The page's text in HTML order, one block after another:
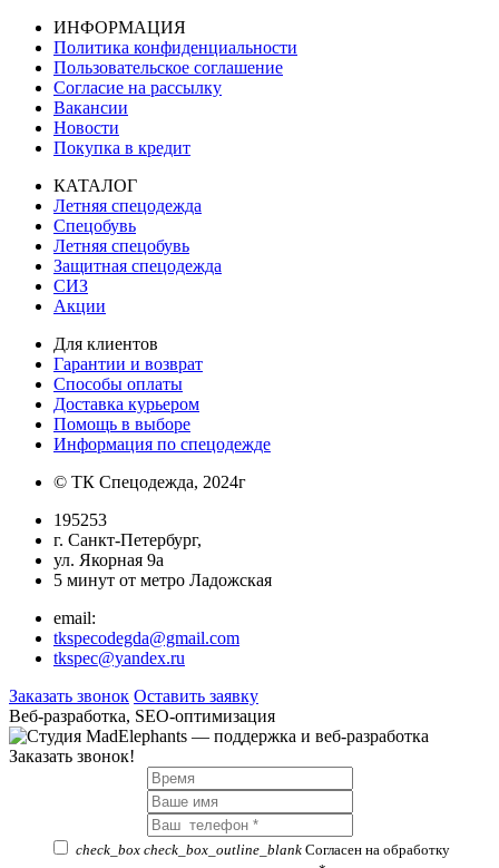
ИНФОРМАЦИЯ
Политика конфиденциальности
Пользовательское соглашение
Согласие на рассылку
Вакансии
Новости
Покупка в кредит
КАТАЛОГ
Летняя спецодежда
Спецобувь
Летняя спецобувь
Защитная спецодежда
СИЗ
Акции
Для клиентов
Гарантии и возврат
Способы оплаты
Доставка курьером
Помощь в выборе
Информация по спецодежде
© ТК Спецодежда, 2024г
195253
г. Санкт-Петербург,
ул. Якорная 9а
5 минут от метро Ладожская
email:
tkspecodegda@gmail.com
tkspec@yandex.ru
Заказать звонок Оставить заявку
Веб-разработка, SEO-оптимизация
Заказать звонок!
check_box check_box_outline_blank Согласен на обработку